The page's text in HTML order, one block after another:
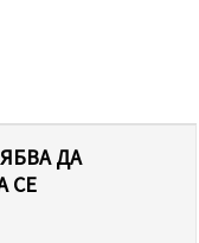
ДА
СЕ